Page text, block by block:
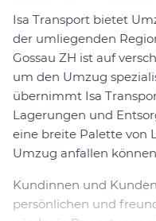
Isa Transport bietet
der umliegenden
Gossau ZH ist auf
um den Umzug
übernimmt Isa
Lagerungen und
eine breite Palette von
Umzug anfallen
Kundinnen und
persönlichen und